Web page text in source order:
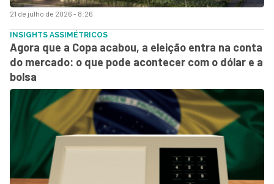
21 de julho de 2026 - 8:26
INSIGHTS ASSIMÉTRICOS
Agora que a Copa acabou, a eleição entra na conta
do mercado: o que pode acontecer com o dólar e a
bolsa